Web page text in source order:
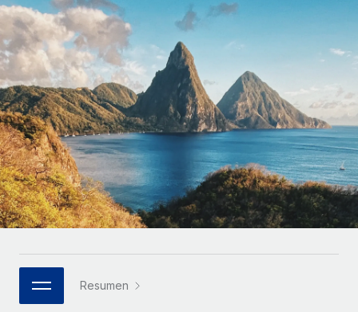
PEO
Externaliza tareas laborales complejas.
INFRAESTRUCTURA
Conexión Remote
Integra los RR. HH. en tus flujos de trabajo sin
complicaciones.
Plataforma
Funciones esenciales de RR. HH. integradas para tu
Conectar
Conecta cualquier herramienta de IA con Remote
ETAPAS DE CRECIMIENTO
Startups
Soluciones ágiles de RR. HH. globales y nóminas para
empresas en crecimiento.
Mediana empresa
Amplía tu equipo con soluciones de RR. HH.
personalizadas.
Empresa
RR. HH. globales para grandes empresas.
ASOCIARSE
Socios tecnológicos estratégicos
Integra la gestión de los RR. HH. globales en tu
Descubre opciones de divisas y tiempos de pago para
autónomos globales.
APRENDIZAJE CON REMOTE
Guías y recursos
Casos prácticos
Glosario de RR. HH.
Listas de verificación y plantillas
Biblioteca de descripciones de puestos
Webinarios
Français
Deutsch
Español
Italiano
Português (Portugal)
日本語
한국어
中文（简体）Resumen